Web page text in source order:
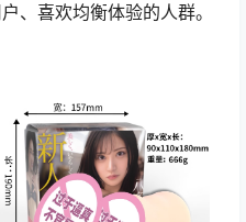
、喜欢均衡体验的人群。